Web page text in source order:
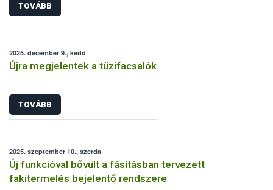
TOVÁBB
2025. december 9., kedd
Újra megjelentek a tűzifacsalók
TOVÁBB
2025. szeptember 10., szerda
Új funkcióval bővült a fásításban tervezett
fakitermelés bejelentő rendszere